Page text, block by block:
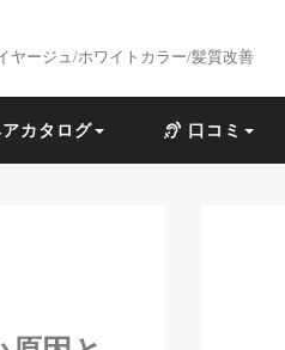
ヤージュ/ホワイトカラー/髪質改善
カタログ 口コミ